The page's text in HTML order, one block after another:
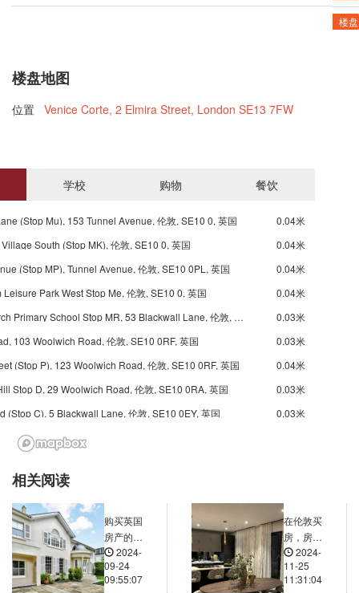
楼盘
楼盘地图
位置 Venice Corte, 2 Elmira Street, London SE13 7FW
学校 购物 餐饮
(Stop Mu), 153 Tunnel Avenue, 伦敦, SE10 0, 英国
0.04米
South (Stop MK), 伦敦, SE10 0, 英国
0.04米
(Stop MP), Tunnel Avenue, 伦敦, SE10 0PL, 英国
0.04米
Park West Stop Me, 伦敦, SE10 0, 英国
0.04米
Christ Church Primary School Stop MR, 53 Blackwall Lane, 伦敦, SE10 0RE, 英国
0.03米
103 Woolwich Road, 伦敦, SE10 0RF, 英国
0.03米
(Stop P), 123 Woolwich Road, 伦敦, SE10 0RF, 英国
0.04米
Stop D, 29 Woolwich Road, 伦敦, SE10 0RA, 英国
0.03米
(Stop C), 5 Blackwall Lane, 伦敦, SE10 0EY, 英国
0.03米
Stop P, 148 Westferry Road, 伦敦, E14 3, 英国
Stop L, Spindrift Avenue, 伦敦, E14 9, 英国
East Ferry Road, 伦敦, E14 9, 英国
0.03米
CR), Manchester Road, 伦敦, E14 3, 英国
0.03米
Stop E, Manchester Road, 伦敦, E14 3, 英国
0.02米
Stop L, East Ferry Road, 伦敦, E14 3BB, 英国
0.02米
相关阅读
购买英国
房产的交
易流程是
怎样的？
复杂吗？
2024-
09-24
09:55:07
在伦敦买
房，房产
的产权类
型有哪
些？对购
2024-
11-25
11:31:04